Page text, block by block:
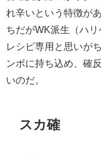
れ辛いという特徴が
ちだがWK派生（ハ
レシピ専用と思いが
ンボに持ち込め、確
いのだ。
スカ確